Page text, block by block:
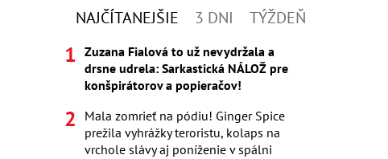
NAJČÍTANEJŠIE 3 DNI TÝŽDEŇ
Zuzana Fialová to už nevydržala a
drsne udrela: Sarkastická NÁLOŽ pre
konšpirátorov a popieračov!
Mala zomrieť na pódiu! Ginger Spice
prežila vyhrážky teroristu, kolaps na
vrchole slávy aj poníženie v spálni